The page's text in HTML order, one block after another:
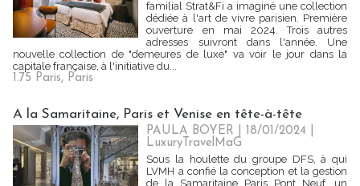
familial Strat&Fi a imaginé une collection
dédiée à l'art de vivre parisien. Première
ouverture en mai 2024. Trois autres
adresses suivront dans l'année. Une
nouvelle collection de "demeures de luxe" va voir le jour dans la
capitale française, à l'initiative du...
1.75 Paris, Paris
A la Samaritaine, Paris et Venise en tête-à-tête
PAULA BOYER | 18/01/2024
LuxuryTravelMaG
Sous la houlette du groupe DFS, à qui
LVMH a confié la conception et la gestion
de la Samaritaine Paris Pont Neuf, un